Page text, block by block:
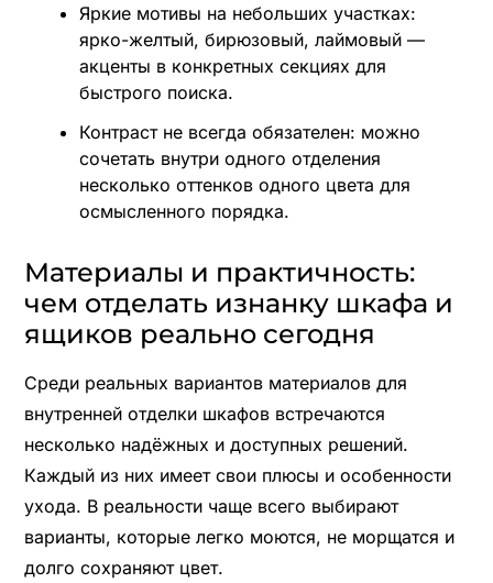
Яркие мотивы на небольших участках:
ярко-желтый, бирюзовый, лаймовый —
акценты в конкретных секциях для
быстрого поиска.
Контраст не всегда обязателен: можно
сочетать внутри одного отделения
несколько оттенков одного цвета для
осмысленного порядка.
Материалы и практичность:
чем отделать изнанку шкафа и
ящиков реально сегодня
Среди реальных вариантов материалов для
внутренней отделки шкафов встречаются
несколько надёжных и доступных решений.
Каждый из них имеет свои плюсы и особенности
ухода. В реальности чаще всего выбирают
варианты, которые легко моются, не морщатся и
долго сохраняют цвет.